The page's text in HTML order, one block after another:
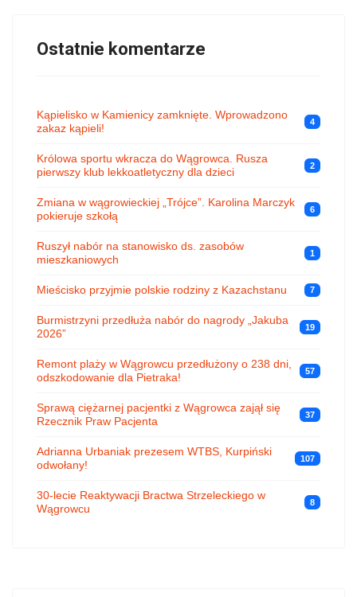
Ostatnie komentarze
Kąpielisko w Kamienicy zamknięte. Wprowadzono
zakaz kąpieli!
4
Królowa sportu wkracza do Wągrowca. Rusza
pierwszy klub lekkoatletyczny dla dzieci
2
Zmiana w wągrowieckiej „Trójce”. Karolina Marczyk
pokieruje szkołą
6
Ruszył nabór na stanowisko ds. zasobów
mieszkaniowych
1
Mieścisko przyjmie polskie rodziny z Kazachstanu 7
Burmistrzyni przedłuża nabór do nagrody „Jakuba
2026”
19
Remont plaży w Wągrowcu przedłużony o 238 dni,
odszkodowanie dla Pietraka!
57
Sprawą ciężarnej pacjentki z Wągrowca zajął się
Rzecznik Praw Pacjenta
37
Adrianna Urbaniak prezesem WTBS, Kurpiński
odwołany!
107
30-lecie Reaktywacji Bractwa Strzeleckiego w
Wągrowcu
8